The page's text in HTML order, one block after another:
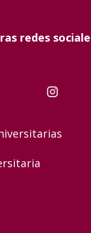
redes